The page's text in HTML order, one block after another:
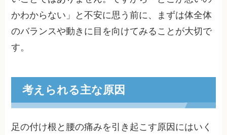
かわからない」と不安に思う前に、まずは体全体
のバランスや動きに目を向けてみることが大切で
す。
考えられる主な原因
足の付け根と腰の痛みを引き起こす原因にはいく